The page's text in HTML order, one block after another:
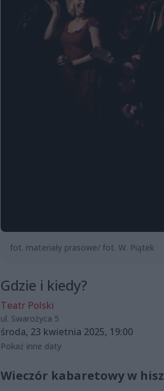
fot. materiały prasowe/ fot. W. Piątek
Gdzie i kiedy?
Teatr Polski
ul. Swarożyca 5
środa, 23 kwietnia 2025, 19:00
Pokaż inne daty
Wieczór kabaretowy w